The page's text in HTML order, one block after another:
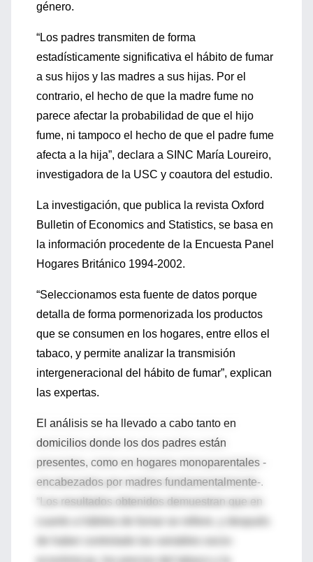
género.
“Los padres transmiten de forma
estadísticamente significativa el hábito de fumar
a sus hijos y las madres a sus hijas. Por el
contrario, el hecho de que la madre fume no
parece afectar la probabilidad de que el hijo
fume, ni tampoco el hecho de que el padre fume
afecta a la hija”, declara a SINC María Loureiro,
investigadora de la USC y coautora del estudio.
La investigación, que publica la revista Oxford
Bulletin of Economics and Statistics, se basa en
la información procedente de la Encuesta Panel
Hogares Británico 1994-2002.
“Seleccionamos esta fuente de datos porque
detalla de forma pormenorizada los productos
que se consumen en los hogares, entre ellos el
tabaco, y permite analizar la transmisión
intergeneracional del hábito de fumar”, explican
las expertas.
El análisis se ha llevado a cabo tanto en
domicilios donde los dos padres están
presentes, como en hogares monoparentales -
encabezados por madres fundamentalmente-.
“Los resultados obtenidos demuestran que en